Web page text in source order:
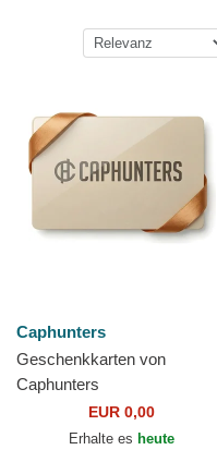
Caphunters
Geschenkkarten von
Caphunters
EUR 0,00
Erhalte es heute